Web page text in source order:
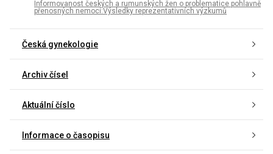
Informovanost českých a rumunských žen o problematice pohlavně
přenosných nemocí:Výsledky reprezentativních výzkumů
Česká gynekologie
Archiv čísel
Aktuální číslo
Informace o časopisu